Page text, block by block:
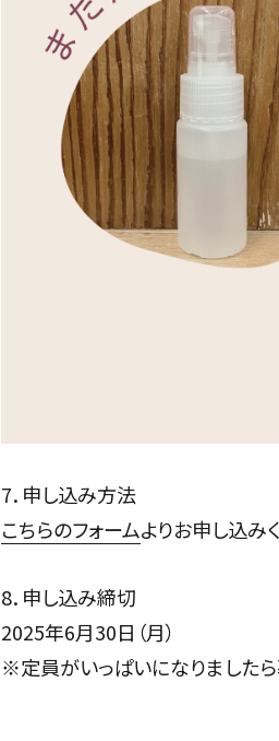
7．申し込み方法
こちらのフォームよりお申し込み
8．申し込み締切
2025年6月30日（月）
※定員がいっぱいになりました